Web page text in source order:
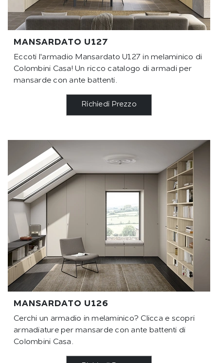
MANSARDATO U127
Eccoti l'armadio Mansardato U127 in melaminico di
Colombini Casa! Un ricco catalogo di armadi per
mansarde con ante battenti.
Richiedi Prezzo
MANSARDATO U126
Cerchi un armadio in melaminico? Clicca e scopri
armadiature per mansarde con ante battenti di
Colombini Casa.